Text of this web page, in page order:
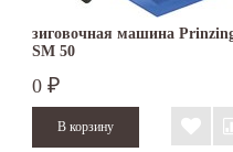
зиговочная машина
SM 50
0 ₽